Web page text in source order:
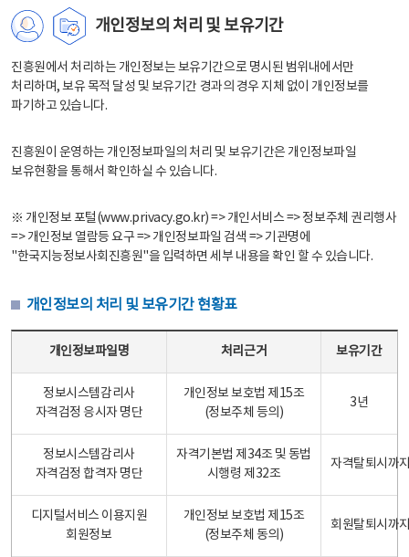
개인정보의 처리 및 보유기간
진흥원에서 처리하는 개인정보는 보유기간으로 명시된 범위내에서만
처리하며, 보유 목적 달성 및 보유기간 경과의 경우 지체 없이 개인정보를
파기하고 있습니다.
진흥원이 운영하는 개인정보파일의 처리 및 보유기간은 개인정보파일
보유현황을 통해서 확인하실 수 있습니다.
※ 개인정보 포털(www.privacy.go.kr) => 개인서비스 => 정보주체 권리행사
=> 개인정보 열람등 요구 => 개인정보파일 검색 => 기관명에
"한국지능정보사회진흥원"을 입력하면 세부 내용을 확인 할 수 있습니다.
개인정보의 처리 및 보유기간 현황표
개인정보파일명 처리근거 보유기간
정보시스템감리사
자격검정 응시자 명단
개인정보 보호법 제15조
(정보주체 등의)
3년
정보시스템감리사
자격검정 합격자 명단
자격기본법 제34조 및 동법
시행령 제32조
자격탈퇴시까
디지털서비스 이용지원
회원정보
개인정보 보호법 제15조
(정보주체 동의)
회원탈퇴시까